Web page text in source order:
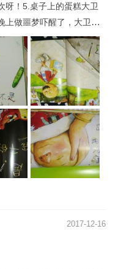
呀！5.桌子上的蛋糕大卫
上做噩梦吓醒了，大卫说
过来哄大卫再次入睡，
这样一个让家长又气又
家赶紧来阅读，认识一下
2017-12-16